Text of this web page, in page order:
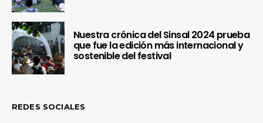
Nuestra crónica del Sinsal 2024 prueba
que fue la edición más internacional y
sostenible del festival
REDES SOCIALES